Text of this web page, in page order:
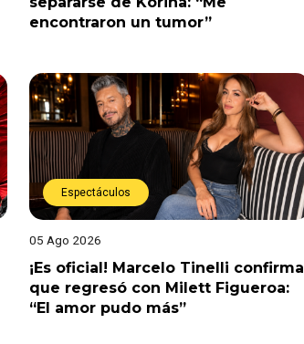
encontraron un tumor”
Espectáculos
05 Ago 2026
¡Es oficial! Marcelo Tinelli confirma
que regresó con Milett Figueroa:
“El amor pudo más”